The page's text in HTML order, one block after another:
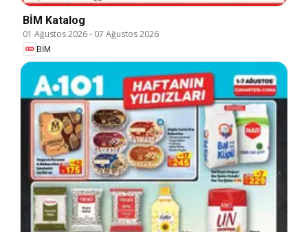
BİM Katalog
01 Ağustos 2026- 07 Ağustos 2026
BİM